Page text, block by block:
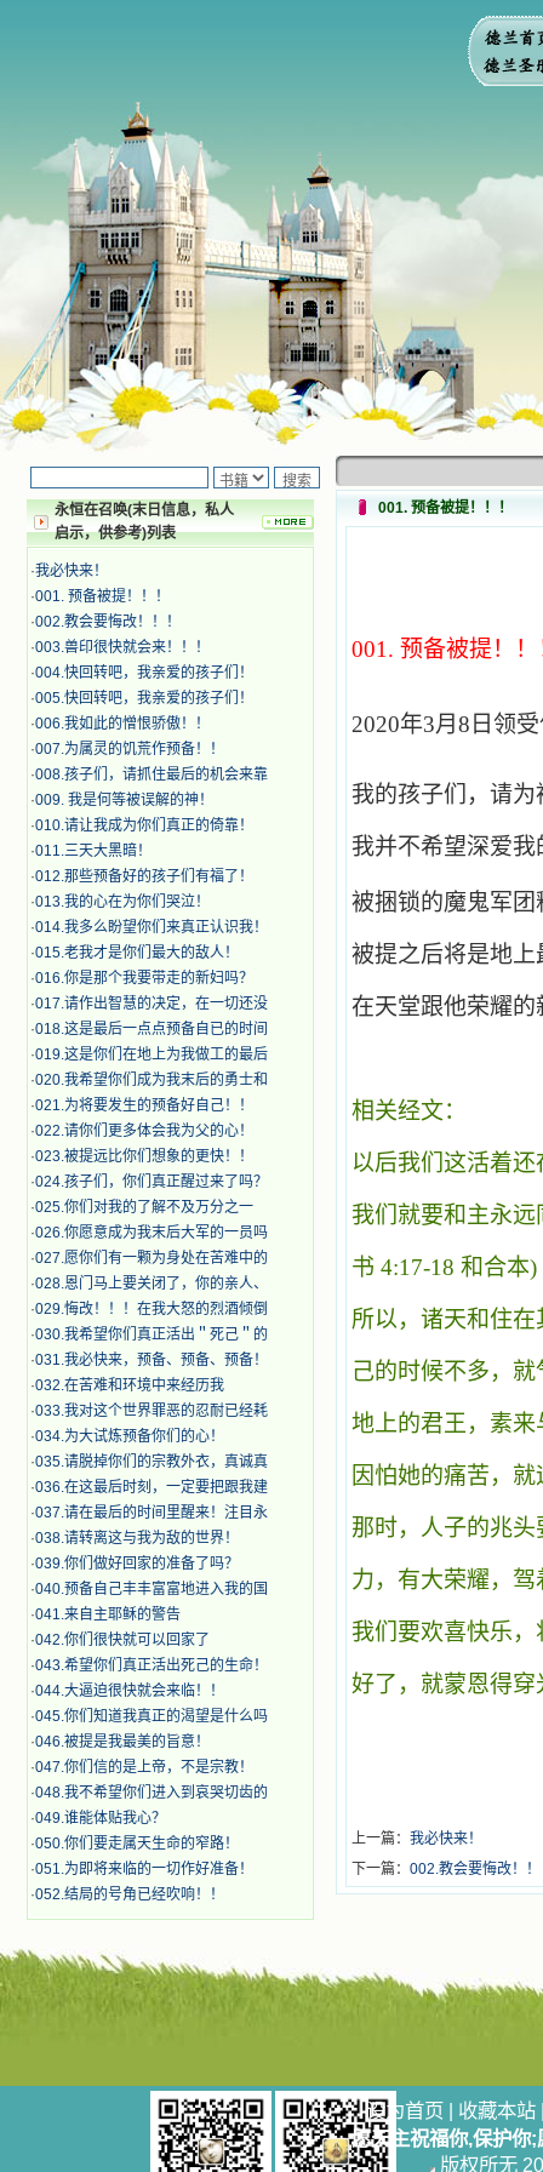
永恒在召唤(末日信息，私人
启示，供参考)列表
·我必快来！
·001. 预备被提！！！
·002.教会要悔改！！！
·003.兽印很快就会来！！！
·004.快回转吧，我亲爱的孩子们！
·005.快回转吧，我亲爱的孩子们！
·006.我如此的憎恨骄傲！！
·007.为属灵的饥荒作预备！！
·008.孩子们，请抓住最后的机会来靠
·009. 我是何等被误解的神！
·010.请让我成为你们真正的倚靠！
·011.三天大黑暗！
·012.那些预备好的孩子们有福了！
·013.我的心在为你们哭泣！
·014.我多么盼望你们来真正认识我！
·015.老我才是你们最大的敌人！
·016.你是那个我要带走的新妇吗？
·017.请作出智慧的决定，在一切还没
·018.这是最后一点点预备自已的时间
·019.这是你们在地上为我做工的最后
·020.我希望你们成为我末后的勇士和
·021.为将要发生的预备好自己！！
·022.请你们更多体会我为父的心！
·023.被提远比你们想象的更快！！
·024.孩子们，你们真正醒过来了吗？
·025.你们对我的了解不及万分之一
·026.你愿意成为我末后大军的一员吗
·027.愿你们有一颗为身处在苦难中的
·028.恩门马上要关闭了，你的亲人、
·029.悔改！！！在我大怒的烈酒倾倒
·030.我希望你们真正活出＂死己＂的
·031.我必快来，预备、预备、预备！
·032.在苦难和环境中来经历我
·033.我对这个世界罪恶的忍耐已经耗
·034.为大试炼预备你们的心！
·035.请脱掉你们的宗教外衣，真诚真
·036.在这最后时刻，一定要把跟我建
·037.请在最后的时间里醒来！注目永
·038.请转离这与我为敌的世界！
·039.你们做好回家的准备了吗？
·040.预备自己丰丰富富地进入我的国
·041.来自主耶稣的警告
·042.你们很快就可以回家了
·043.希望你们真正活出死己的生命！
·044.大逼迫很快就会来临！！
·045.你们知道我真正的渴望是什么吗
·046.被提是我最美的旨意！
·047.你们信的是上帝，不是宗教！
·048.我不希望你们进入到哀哭切齿的
·049.谁能体贴我心？
·050.你们要走属天生命的窄路！
·051.为即将来临的一切作好准备！
·052.结局的号角已经吹响！！
001. 预备被提！！！
001. 预备被提！！
2020年3月8日领
我的孩子们，请
我并不希望深爱
被捆锁的魔鬼军
被提之后将是地
在天堂跟他荣耀
相关经文：
以后我们这活着
我们就要和主永
书 4:17-18 和合本)
所以，诸天和住
己的时候不多，
地上的君王，素
因怕她的痛苦，
那时，人子的兆
力，有大荣耀，
我们要欢喜快乐
好了，就蒙恩得
上一篇： 我必快来！
下一篇： 002.教会要悔改！
设为首页 | 收藏本站
愿天主祝福你,保护你
版权所无